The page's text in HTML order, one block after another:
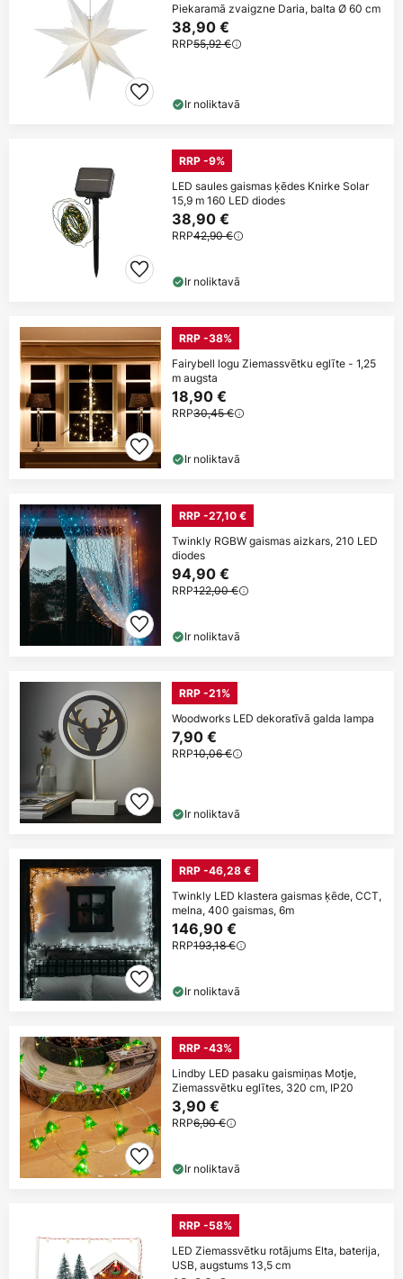
Piekaramā zvaigzne Daria, balta Ø 60 cm
38,90 €
RRP55,92 €
Ir noliktavā
RRP -9%
LED saules gaismas ķēdes Knirke Solar
15,9 m 160 LED diodes
38,90 €
RRP42,90 €
Ir noliktavā
RRP -38%
Fairybell logu Ziemassvētku eglīte - 1,25
m augsta
18,90 €
RRP30,45 €
Ir noliktavā
RRP -27,10 €
Twinkly RGBW gaismas aizkars, 210 LED
diodes
94,90 €
RRP122,00 €
Ir noliktavā
RRP -21%
Woodworks LED dekoratīvā galda lampa
7,90 €
RRP10,06 €
Ir noliktavā
RRP -46,28 €
Twinkly LED klastera gaismas ķēde, CCT,
melna, 400 gaismas, 6m
146,90 €
RRP193,18 €
Ir noliktavā
RRP -43%
Lindby LED pasaku gaismiņas Motje,
Ziemassvētku eglītes, 320 cm, IP20
3,90 €
RRP6,90 €
Ir noliktavā
RRP -58%
LED Ziemassvētku rotājums Elta, baterija,
USB, augstums 13,5 cm